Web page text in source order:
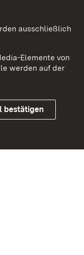
ausschließlich
Elemente von
werden auf der
bestätigen